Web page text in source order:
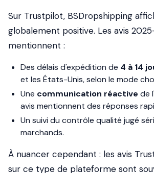
Sur Trustpilot, BSDropshipping
globalement positive. Les avis
mentionnent :
Des délais d'expédition de 4 à 14
et les États-Unis, selon le mode
Une communication réactive de
avis mentionnent des réponses
Un suivi du contrôle qualité jugé
marchands.
À nuancer cependant : les avis
sur ce type de plateforme sont